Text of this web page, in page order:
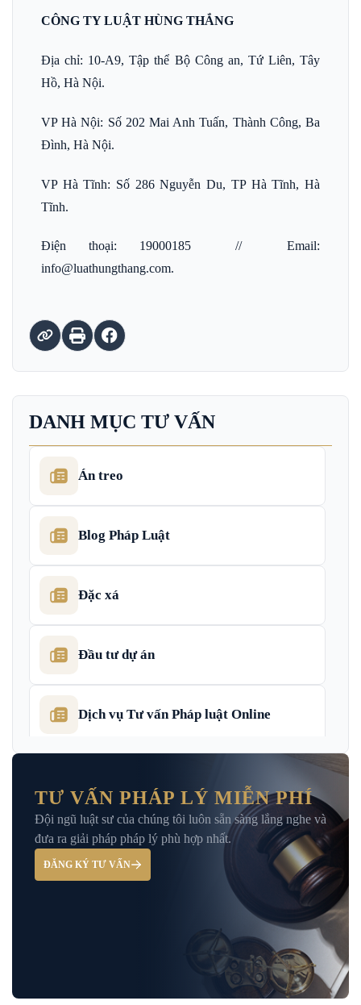
DANH MỤC TƯ VẤN
Án treo
Blog Pháp Luật
Đặc xá
Đầu tư dự án
Dịch vụ Tư vấn Pháp luật Online
Giải Đáp – Tư Vấn Pháp Luật Hình Sự
Hỏi đáp và tư vấn pháp luật
Luật Bảo Hiểm Xã Hội
TƯ VẤN PHÁP LÝ MIỄN PHÍ
Đội ngũ luật sư của chúng tôi luôn sẵn sàng lắng nghe và
đưa ra giải pháp pháp lý phù hợp nhất.
ĐĂNG KÝ TƯ VẤN
CÔNG TY LUẬT HÙNG THẮNG
Địa chỉ: 10-A9, Tập thể Bộ Công an, Tứ Liên, Tây
Hồ, Hà Nội.
VP Hà Nội: Số 202 Mai Anh Tuấn, Thành Công, Ba
Đình, Hà Nội.
VP Hà Tĩnh: Số 286 Nguyễn Du, TP Hà Tĩnh, Hà
Tĩnh.
Điện thoại: 19000185 // Email:
info@luathungthang.com.